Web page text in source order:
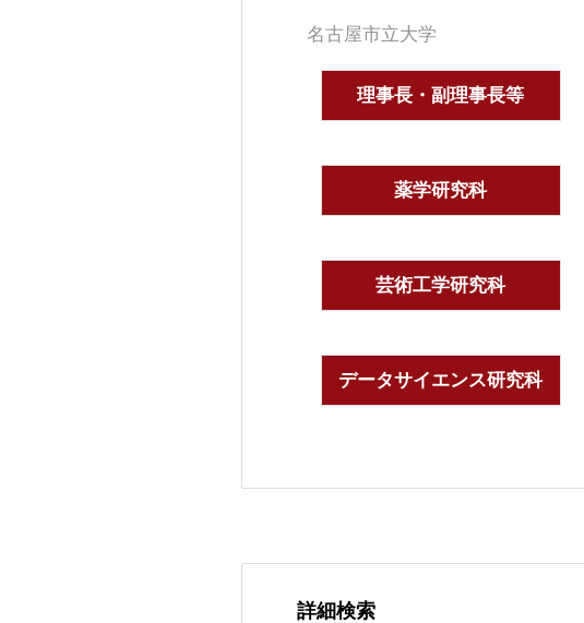
名古屋市立大学
理事長・副理事長等
薬学研究科
芸術工学研究科
データサイエンス研究科
詳細検索